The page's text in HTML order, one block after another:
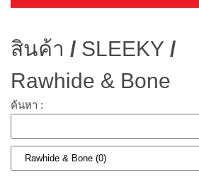
สินค้า / SLEEKY /
Rawhide & Bone
ค้นหา :